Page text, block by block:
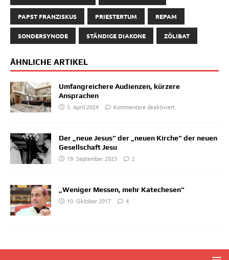
PAPST FRANZISKUS PRIESTERTUM REPAM
SONDERSYNODE STÄNDIGE DIAKONE ZÖLIBAT
ÄHNLICHE ARTIKEL
Umfangreichere Audienzen, kürzere
Ansprachen
5. April 2024
Kommentare deaktiviert
Der „neue Jesus“ der „neuen Kirche“ der neuen
Gesellschaft Jesu
19. September 2023
2
„Weniger Messen, mehr Katechesen“
10. Oktober 2017
4